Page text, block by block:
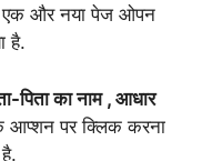
एक और नया पेज ओपन
है.
पिता का नाम , आधार
आप्शन पर क्लिक करना